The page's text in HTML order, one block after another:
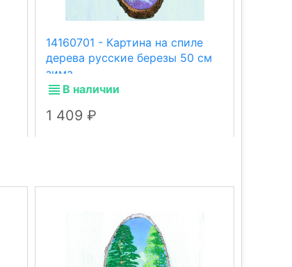
14160701 - Картина на спиле
дерева русские березы 50 см
зима
В наличии
1 409